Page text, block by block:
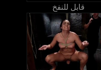
قابل للنفخ